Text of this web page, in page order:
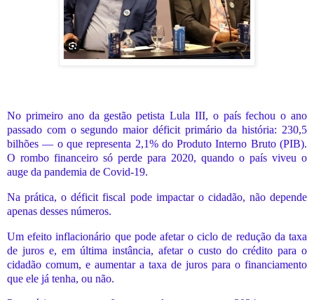
No primeiro ano da gestão petista Lula III, o país fechou o ano
passado com o segundo maior déficit primário da história: 230,5
bilhões — o que representa 2,1% do Produto Interno Bruto (PIB).
O rombo financeiro só perde para 2020, quando o país viveu o
auge da pandemia de Covid-19.
Na prática, o déficit fiscal pode impactar o cidadão, não depende
apenas desses números.
Um efeito inflacionário que pode afetar o ciclo de redução da taxa
de juros e, em última instância, afetar o custo do crédito para o
cidadão comum, e aumentar a taxa de juros para o financiamento
que ele já tenha, ou não.